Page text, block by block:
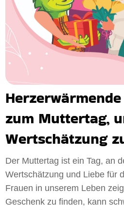
zum Muttertag,
Wertschätzung
Der Muttertag ist ein Tag, an
Wertschätzung und Liebe für
Frauen in unserem Leben
Geschenk zu finden, kann